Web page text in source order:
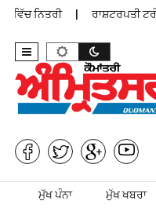
ਨਿਤਰੀ ਰਾਸ਼ਟਰਪਤੀ
Skip to content
ਮੁੱਖ ਪੰਨਾ ਮੁੱਖ ਖਬਰਾ